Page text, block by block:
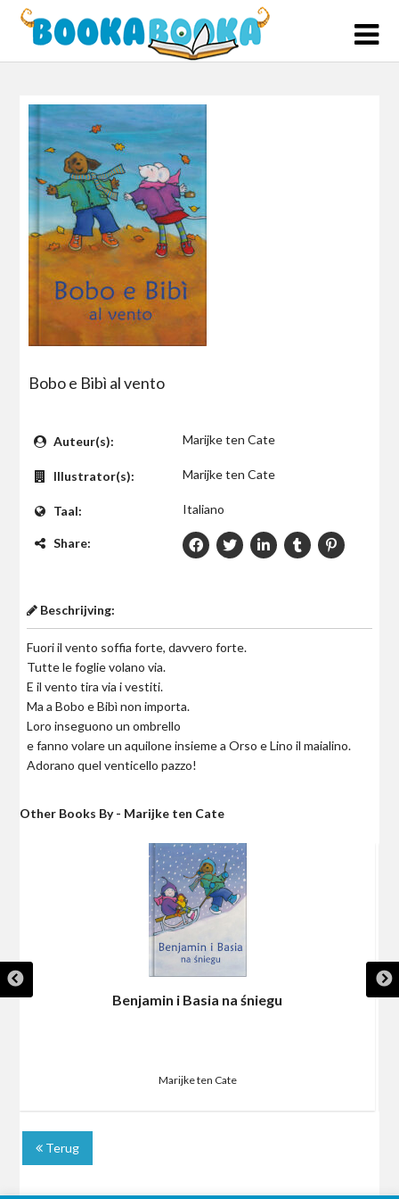
Skip
Bobo e Bibì al vento
Auteur(s): Marijke ten Cate
Illustrator(s): Marijke ten Cate
Taal: Italiano
Share:
Beschrijving:
Fuori il vento soffia forte, davvero forte.
Tutte le foglie volano via.
E il vento tira via i vestiti.
Ma a Bobo e Bibì non importa.
Loro inseguono un ombrello
e fanno volare un aquilone insieme a Orso e Lino il maialino.
Adorano quel venticello pazzo!
Other Books By - Marijke ten Cate
Benjamin i Basia na śniegu
Marijke ten Cate
Terug